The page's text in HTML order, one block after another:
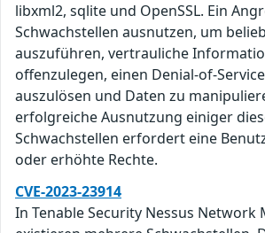
libxml2, sqlite und OpenSSL. Ein
Schwachstellen ausnutzen, um
auszuführen, vertrauliche
offenzulegen, einen Denial-of-
auszulösen und Daten zu
erfolgreiche Ausnutzung einiger
Schwachstellen erfordert eine
oder erhöhte Rechte.
CVE-2023-23914
In Tenable Security Nessus Network